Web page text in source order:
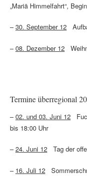
„Mariä Himmelfahrt“,
–30. September 12
–08. Dezember 12
Termine überregional
–02. und 03. Juni 12
bis 18:00 Uhr
–24. Juni 12Tag der
– 16. Juli 12